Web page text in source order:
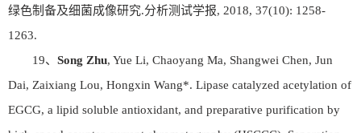
绿色制备及细菌成像研究.分析测试学报, 2018, 37(10): 1258-
1263.
19、 Song Zhu, Yue Li, Chaoyang Ma, Shangwei Chen, Jun
Dai, Zaixiang Lou, Hongxin Wang*. Lipase catalyzed acetylation of
EGCG, a lipid soluble antioxidant, and preparative purification by